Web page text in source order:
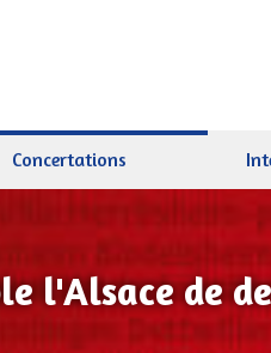
Concertations
l'Alsace de